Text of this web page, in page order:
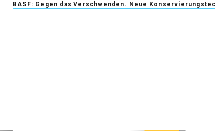
BASF: Gegen das Verschwenden. Neue